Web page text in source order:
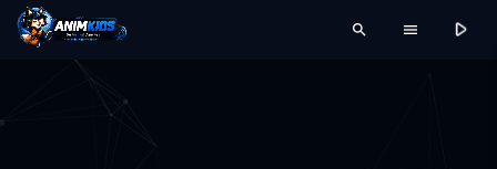
search menu play_arrow